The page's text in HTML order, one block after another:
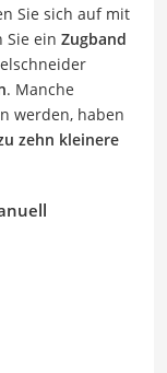
Sie sich auf mit
Sie ein Zugband
. Manche
werden, haben
zehn kleinere